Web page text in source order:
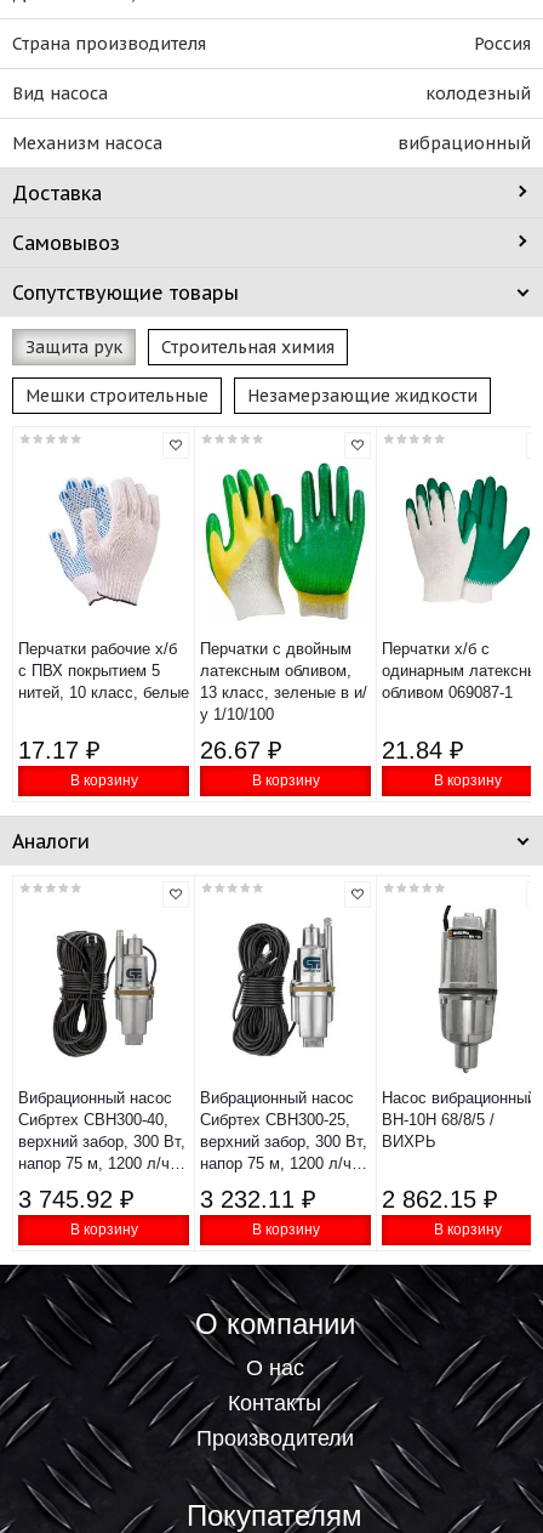
Страна производителя Россия
Вид насоса колодезный
Механизм насоса вибрационный
Доставка
Самовывоз
Сопутствующие товары
Защита рук Строительная химия
Мешки строительные Незамерзающие жидкости
Перчатки рабочие х/б
с ПВХ покрытием 5
нитей, 10 класс, белые
17.17 ₽
В корзину
Перчатки с двойным
латексным обливом,
13 класс, зеленые в и/
у 1/10/100
26.67 ₽
В корзину
Перчатки х/б с
одинарным
обливом 069087-1
21.84 ₽
В корзину
Аналоги
Вибрационный насос
Сибртех СВН300-40,
верхний забор, 300 Вт,
напор 75 м, 1200 л/ч,
3 745.92 ₽
В корзину
Вибрационный насос
Сибртех СВН300-25,
верхний забор, 300 Вт,
напор 75 м, 1200 л/ч,
3 232.11 ₽
В корзину
Насос вибрационный
ВН-10Н 68/8/5 /
ВИХРЬ
2 862.15 ₽
В корзину
О компании
О нас
Контакты
Производители
Покупателям